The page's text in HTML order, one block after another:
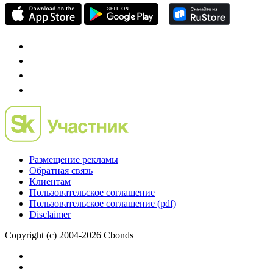
Размещение рекламы
Обратная связь
Клиентам
Пользовательское соглашение
Пользовательское соглашение (pdf)
Disclaimer
Copyright (c) 2004-2026 Cbonds